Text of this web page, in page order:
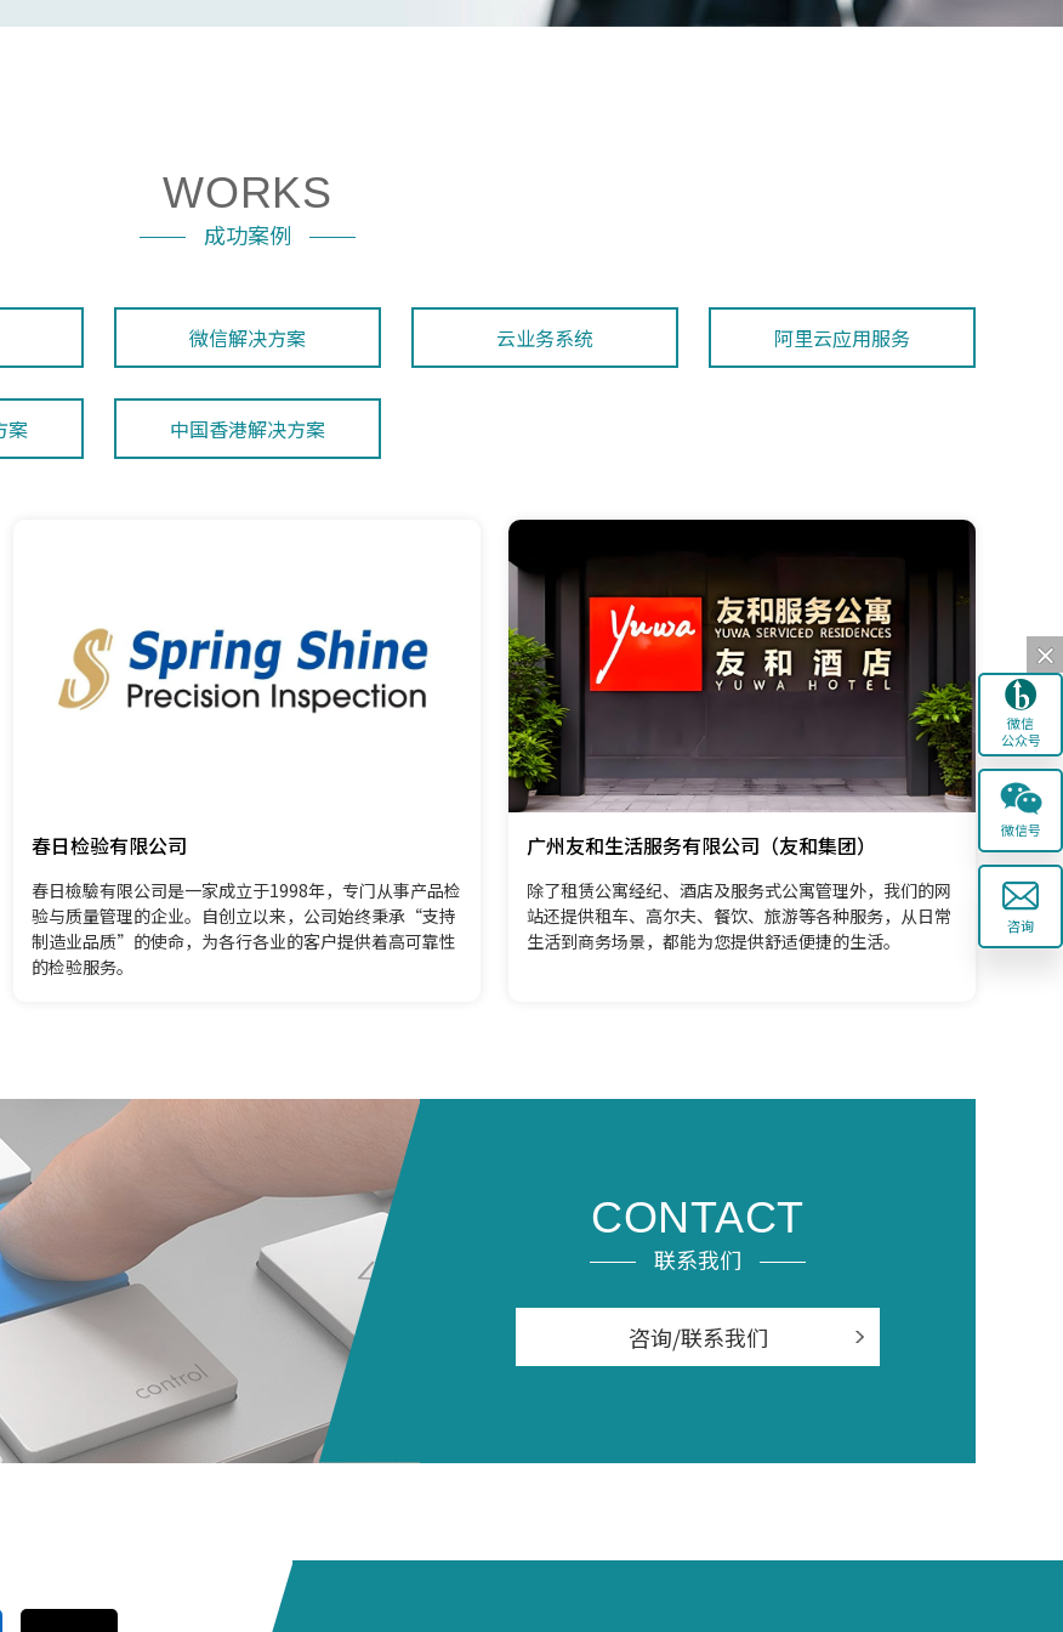
WORKS
成功案例
微信解决方案 云业务系统 阿里云应用服务
案 中国香港解决方案
春日检验有限公司
春日檢驗有限公司是一家成立于1998年，专门从事产品检
验与质量管理的企业。自创立以来，公司始终秉承“支持
制造业品质”的使命，为各行各业的客户提供着高可靠性
的检验服务。
广州友和生活服务有限公司（友和集团）
除了租赁公寓经纪、酒店及服务式公寓管理外，我们的网
站还提供租车、高尔夫、餐饮、旅游等各种服务，从日常
生活到商务场景，都能为您提供舒适便捷的生活。
CONTACT
联系我们
咨询/联系我们
微信
公众号
微信号
咨询